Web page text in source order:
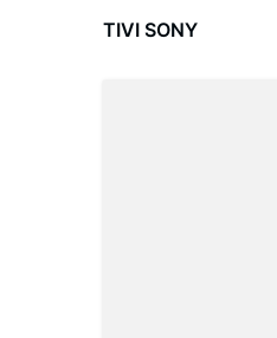
TIVI SONY